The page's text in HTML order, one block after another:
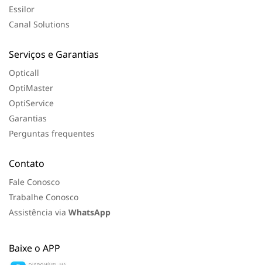
Essilor
Canal Solutions
Serviços e Garantias
Opticall
OptiMaster
OptiService
Garantias
Perguntas frequentes
Contato
Fale Conosco
Trabalhe Conosco
Assistência via WhatsApp
Baixe o APP